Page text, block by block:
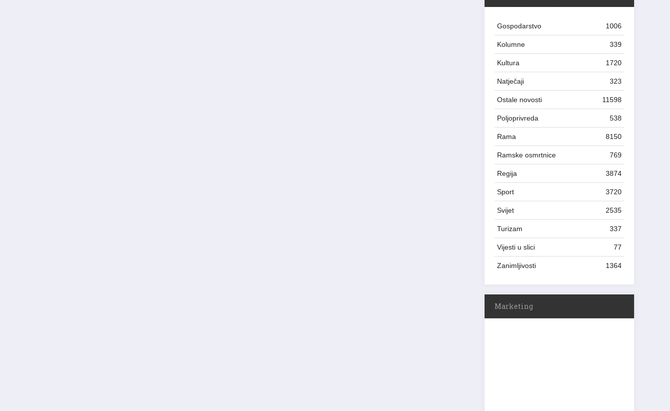
Gospodarstvo 1006
Kolumne 339
Kultura 1720
Natječaji 323
Ostale novosti 11598
Poljoprivreda 538
Rama 8150
Ramske osmrtnice 769
Regija 3874
Sport 3720
Svijet 2535
Turizam 337
Vijesti u slici 77
Zanimljivosti 1364
Marketing